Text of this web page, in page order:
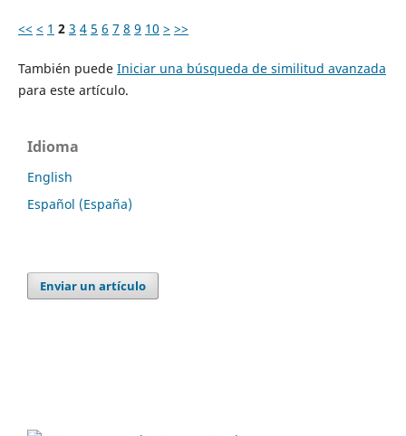
<< < 1 2 3 4 5 6 7 8 9 10 > >>
También puede Iniciar una búsqueda de similitud avanzada
para este artículo.
Idioma
English
Español (España)
Enviar un artículo